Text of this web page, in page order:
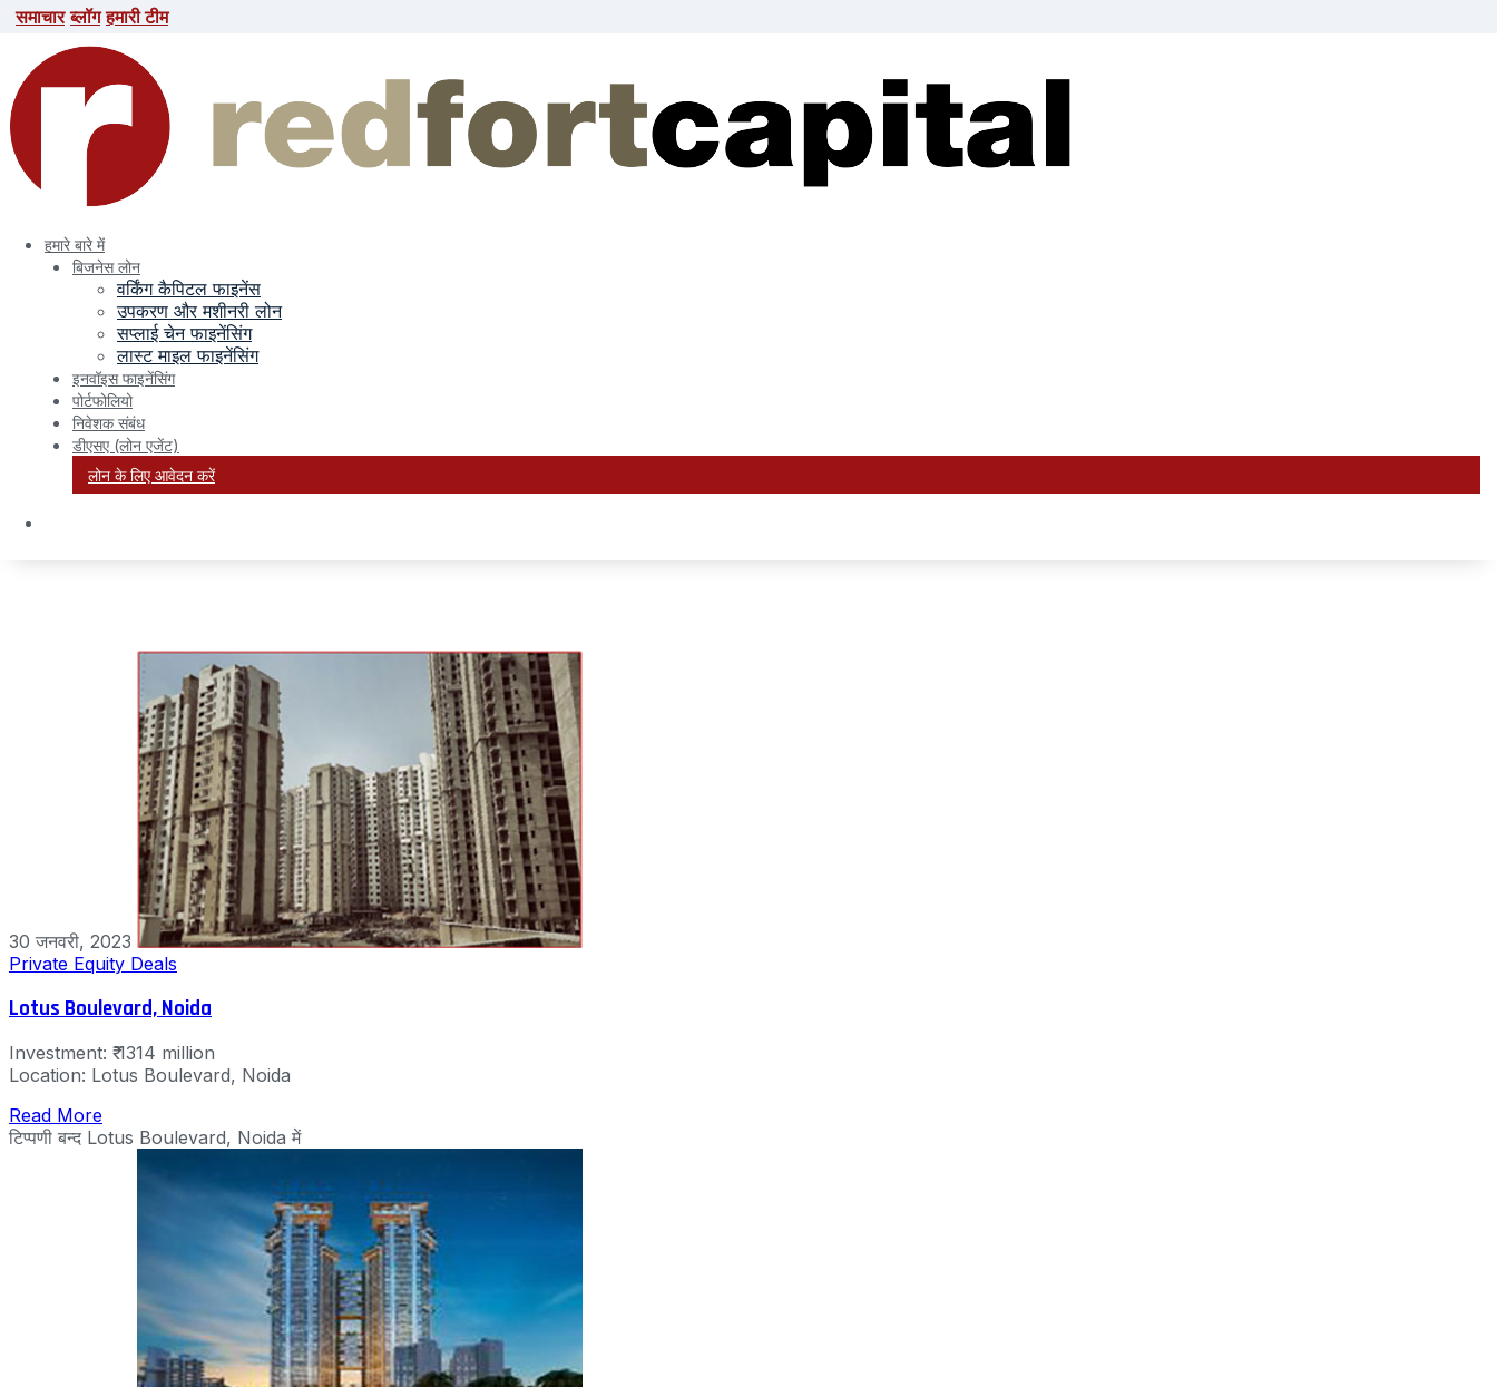
समाचार ब्लॉग हमारी टीम
हमारे बारे में
बिजनेस लोन
वर्किंग कैपिटल फाइनेंस
उपकरण और मशीनरी लोन
सप्लाई चेन फाइनेंसिंग
लास्ट माइल फाइनेंसिंग
इनवॉइस फाइनेंसिंग
पोर्टफोलियो
निवेशक संबंध
डीएसए (लोन एजेंट)
लोन के लिए आवेदन करें
search here
महीना: जनवरी 2023
30 जनवरी, 2023
Private Equity Deals
Lotus Boulevard, Noida
Investment: ₹ 1314 million
Location: Lotus Boulevard, Noida
Read More
टिप्पणी बन्द Lotus Boulevard, Noida में